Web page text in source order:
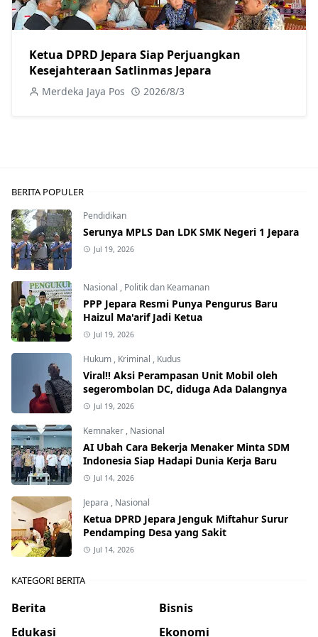
Ketua DPRD Jepara Siap Perjuangkan
Kesejahteraan Satlinmas Jepara
Merdeka Jaya Pos 2026/8/3
BERITA POPULER
Pendidikan
Serunya MPLS Dan LDK SMK Negeri 1 Jepara
Jul 19, 2026
Nasional , Politik dan Keamanan
PPP Jepara Resmi Punya Pengurus Baru
Haizul Ma'arif Jadi Ketua
Jul 19, 2026
Hukum , Kriminal , Kudus
Viral!! Aksi Perampasan Unit Mobil oleh
segerombolan DC, diduga Ada Dalangnya
Jul 19, 2026
Kemnaker , Nasional
AI Ubah Cara Bekerja Menaker Minta SDM
Indonesia Siap Hadapi Dunia Kerja Baru
Jul 14, 2026
Jepara , Nasional
Ketua DPRD Jepara Jenguk Miftahur Surur
Pendamping Desa yang Sakit
Jul 14, 2026
KATEGORI BERITA
Berita
Bisnis
Edukasi
Ekonomi